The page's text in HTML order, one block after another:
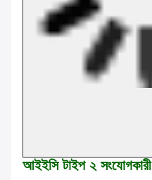
আইইসি টাইপ ২ সংযোগকারী